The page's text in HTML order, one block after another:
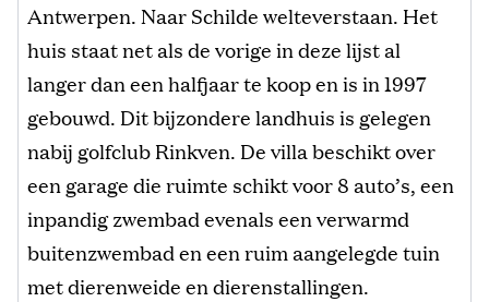
Antwerpen. Naar Schilde welteverstaan. Het
huis staat net als de vorige in deze lijst al
langer dan een halfjaar te koop en is in 1997
gebouwd. Dit bijzondere landhuis is gelegen
nabij golfclub Rinkven. De villa beschikt over
een garage die ruimte schikt voor 8 auto’s, een
inpandig zwembad evenals een verwarmd
buitenzwembad en een ruim aangelegde tuin
met dierenweide en dierenstallingen.